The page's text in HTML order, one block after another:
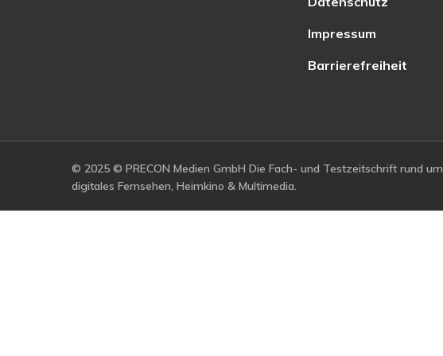
Impressum
Barrierefreiheit
© 2025 © PRECON Medien GmbH Die Fach- und Testzeitschrift rund um
digitales Fernsehen, Heimkino & Multimedia.